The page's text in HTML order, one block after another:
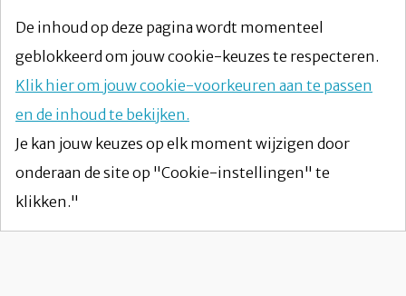
De inhoud op deze pagina wordt momenteel
geblokkeerd om jouw cookie-keuzes te respecteren.
Klik hier om jouw cookie-voorkeuren aan te passen
en de inhoud te bekijken.
Je kan jouw keuzes op elk moment wijzigen door
onderaan de site op "Cookie-instellingen" te
klikken."